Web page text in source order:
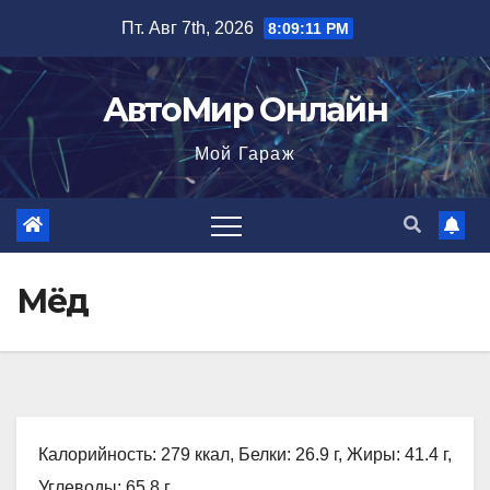
содержимому
Пт. Авг 7th, 2026 8:09:12 PM
АвтоМир Онлайн
Мой Гараж
Мёд
Калорийность: 279 ккал, Белки: 26.9 г, Жиры: 41.4 г,